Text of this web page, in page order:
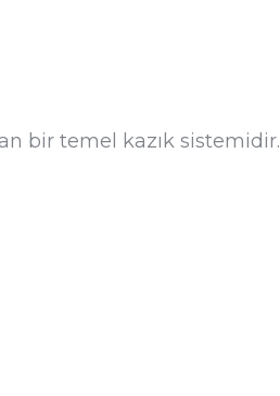
bir temel kazık sistemidir.